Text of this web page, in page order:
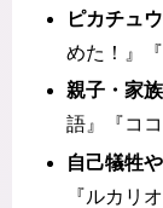
ピカチュ
めた！』
親子・家
語』『ココ
自己犠牲
『ルカリ